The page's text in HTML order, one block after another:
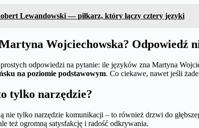
Lewandowski — piłkarz, który łączy cztery języki
Wojciechowska? Odpowiedź
odpowiedzi na pytanie: ile języków zna Martyna
na poziomie podstawowym. Co ciekawe, nawet jeśli
tylko narzędzie?
nie tylko narzędzie komunikacji – to również drzwi do
też ogromną satysfakcję i radość odkrywania.